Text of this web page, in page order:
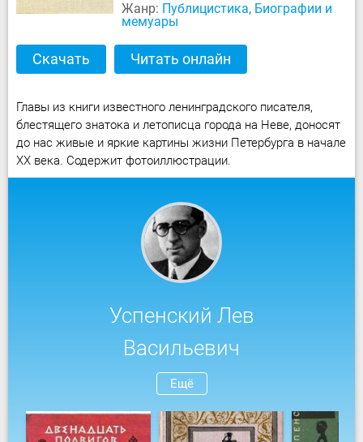
Жанр: Публицистика, Биографии и
мемуары
Скачать Читать онлайн
Главы из книги известного ленинградского писателя,
блестящего знатока и летописца города на Неве, доносят
до нас живые и яркие картины жизни Петербурга в начале
XX века. Содержит фотоиллюстрации.
Успенский Лев
Васильевич
Ещё